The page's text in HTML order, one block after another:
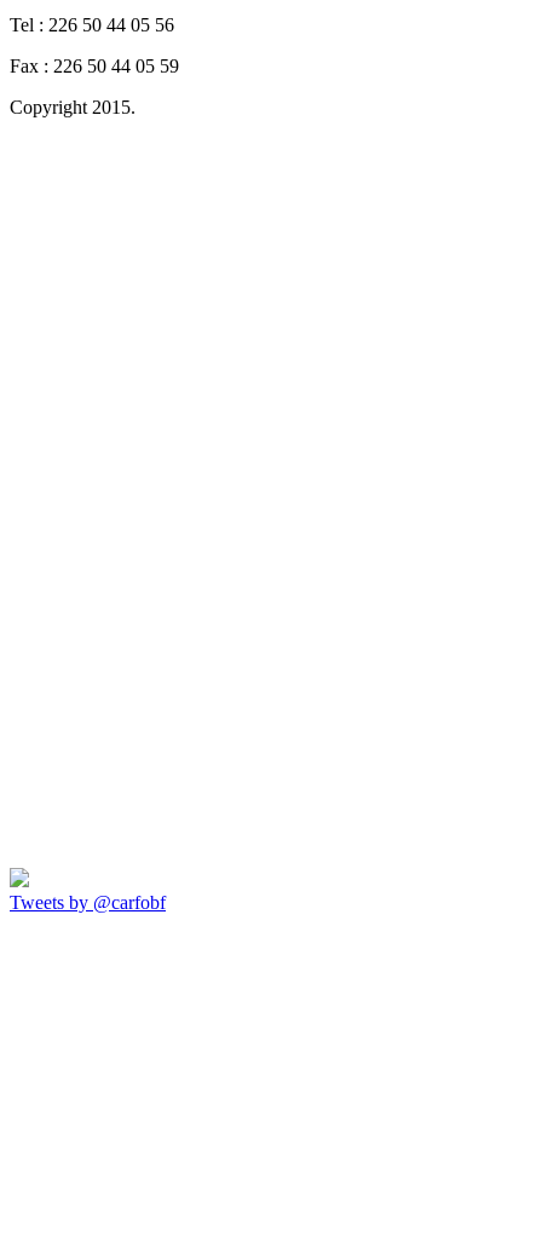
Tel : 226 50 44 05 56
Fax : 226 50 44 05 59
Copyright 2015.
Tweets by @carfobf